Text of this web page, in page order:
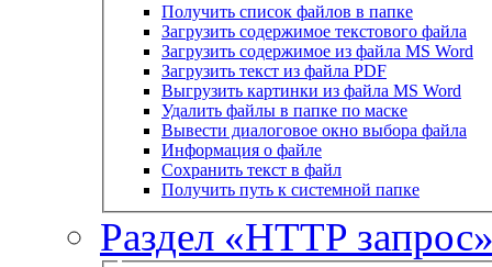
Получить список файлов в папке
Загрузить содержимое текстового файла
Загрузить содержимое из файла MS Word
Загрузить текст из файла PDF
Выгрузить картинки из файла MS Word
Удалить файлы в папке по маске
Вывести диалоговое окно выбора файла
Информация о файле
Сохранить текст в файл
Получить путь к системной папке
Раздел «HTTP